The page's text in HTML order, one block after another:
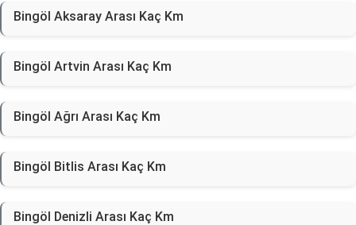
Bingöl Aksaray Arası Kaç Km
Bingöl Artvin Arası Kaç Km
Bingöl Ağrı Arası Kaç Km
Bingöl Bitlis Arası Kaç Km
Bingöl Denizli Arası Kaç Km